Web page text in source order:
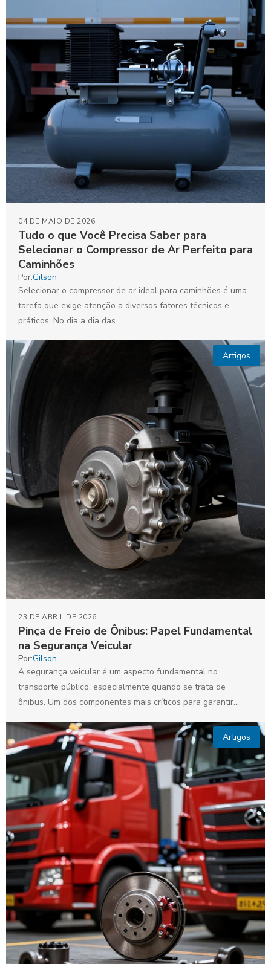
Tudo o que Você Precisa Saber para
Selecionar o Compressor de Ar Perfeito para
Caminhões
04 DE MAIO DE 2026
Por:Gilson
Selecionar o compressor de ar ideal para caminhões é uma
tarefa que exige atenção a diversos fatores técnicos e
práticos. No dia a dia das...
Artigos
Pinça de Freio de Ônibus: Papel Fundamental
na Segurança Veicular
23 DE ABRIL DE 2026
Por:Gilson
A segurança veicular é um aspecto fundamental no
transporte público, especialmente quando se trata de
ônibus. Um dos componentes mais críticos para garantir
Artigos